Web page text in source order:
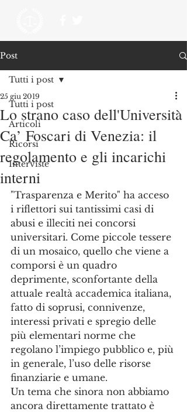
Post
Tutti i post
Articoli
Ricorsi
Interviste
Tutti i post
Lo strano caso dell'Università
Ca’ Foscari di Venezia: il
regolamento e gli incarichi
interni
25 giu 2019
"Trasparenza e Merito" ha acceso
i riflettori sui tantissimi casi di
abusi e illeciti nei concorsi
universitari. Come piccole tessere
di un mosaico, quello che viene a
comporsi è un quadro
deprimente, sconfortante della
attuale realtà accademica italiana,
fatto di soprusi, connivenze,
interessi privati e spregio delle
più elementari norme che
regolano l’impiego pubblico e, più
in generale, l’uso delle risorse
finanziarie e umane.
Un tema che sinora non abbiamo
ancora direttamente trattato è